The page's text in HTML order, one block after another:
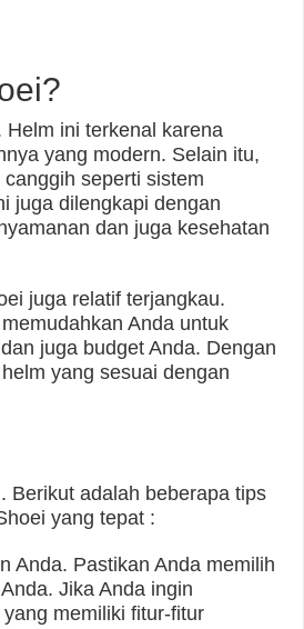
ini terkenal karena
yang modern. Selain itu,
seperti sistem
juga dilengkapi dengan
dan juga kesehatan
juga relatif terjangkau.
Anda untuk
juga budget Anda. Dengan
yang sesuai dengan
Berikut adalah beberapa tips
yang tepat :
Anda. Pastikan Anda memilih
Jika Anda ingin
memiliki fitur-fitur